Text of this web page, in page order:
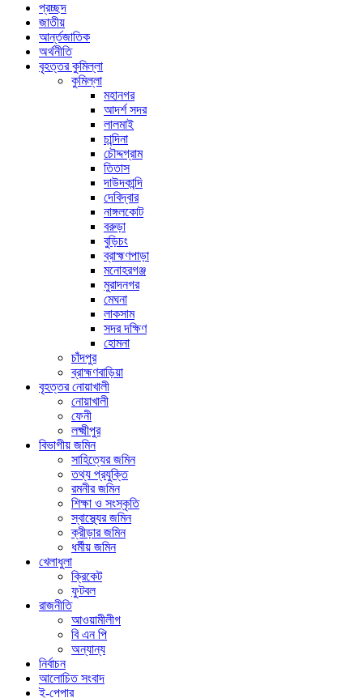
প্রচ্ছদ
জাতীয়
আর্ন্তজাতিক
অর্থনীতি
বৃহত্তর কুমিল্লা
কুমিল্লা
মহানগর
আদর্শ সদর
লালমাই
চান্দিনা
চৌদ্দগ্রাম
তিতাস
দাউদকান্দি
দেবিদ্বার
নাঙ্গলকোট
বরুড়া
বুড়িচং
ব্রাহ্মণপাড়া
মনোহরগঞ্জ
মুরাদনগর
মেঘনা
লাকসাম
সদর দক্ষিণ
হোমনা
চাঁদপুর
ব্রাহ্মণবাড়িয়া
বৃহত্তর নোয়াখালী
নোয়াখালী
ফেনী
লক্ষ্মীপুর
বিভাগীয় জমিন
সাহিত্যের জমিন
তথ্য প্রযুক্তি
রমনীর জমিন
শিক্ষা ও সংস্কৃতি
স্বাস্থ্যের জমিন
ক্রীড়ার জমিন
ধর্মীয় জমিন
খেলাধুলা
ক্রিকেট
ফুটবল
রাজনীতি
আওয়ামীলীগ
বি এন পি
অন্যান্য
নির্বাচন
আলোচিত সংবাদ
ই-পেপার